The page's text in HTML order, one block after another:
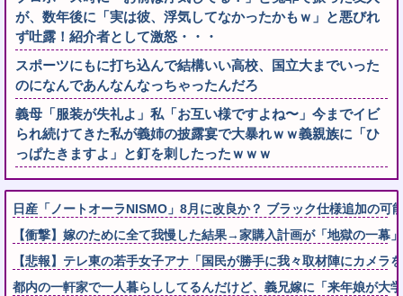
が、数年後に「実は彼、浮気してなかったかもｗ」と悪びれ
ず吐露！紹介者として激怒・・・
スポーツにもに打ち込んで結構いい高校、国立大までいった
のになんであんなんなっちゃったんだろ
義母「服装が失礼よ」私「お互い様ですよね〜」今までイビ
られ続けてきた私が義姉の披露宴で大暴れｗｗ義親族に「ひ
っぱたきますよ」と釘を刺したったｗｗｗ
日産「ノートオーラNISMO」8月に改良か？ ブラック仕様追加の可
【衝撃】嫁のために全て我慢した結果→家購入計画が「地獄の一幕
【悲報】テレ東の若手女子アナ「国民が勝手に我々取材陣にカメ
都内の一軒家で一人暮らししてるんだけど、義兄嫁に「来年娘が大